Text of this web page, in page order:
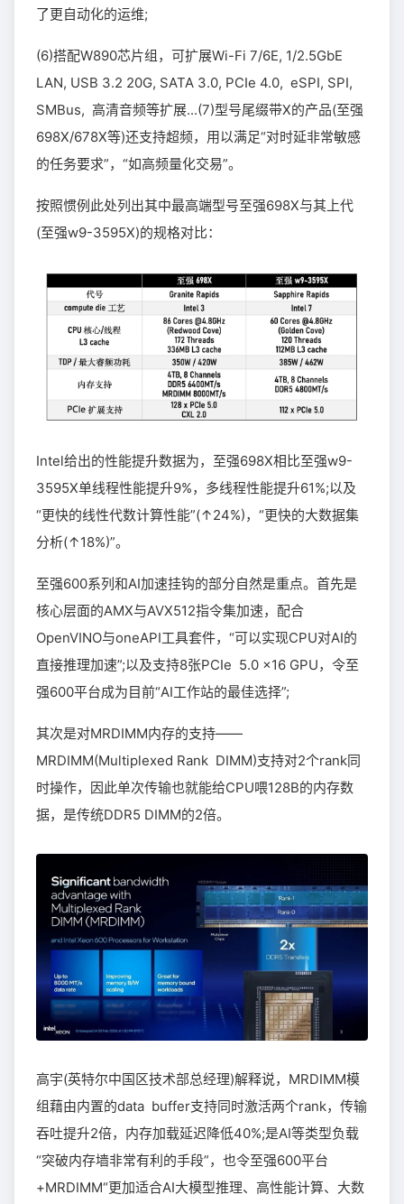
了更自动化的运维;
(6)搭配W890芯片组，可扩展Wi-Fi 7/6E, 1/2.5GbE
LAN, USB 3.2 20G, SATA 3.0, PCIe 4.0, eSPI, SPI,
SMBus, 高清音频等扩展...(7)型号尾缀带X的产品(至强
698X/678X等)还支持超频，用以满足“对时延非常敏感
的任务要求”，“如高频量化交易”。
按照惯例此处列出其中最高端型号至强698X与其上代
(至强w9-3595X)的规格对比：
Intel给出的性能提升数据为，至强698X相比至强w9-
3595X单线程性能提升9%，多线程性能提升61%;以及
“更快的线性代数计算性能”(↑24%)，“更快的大数据集
分析(↑18%)”。
至强600系列和AI加速挂钩的部分自然是重点。首先是
核心层面的AMX与AVX512指令集加速，配合
OpenVINO与oneAPI工具套件，“可以实现CPU对AI的
直接推理加速”;以及支持8张PCIe 5.0 x16 GPU，令至
强600平台成为目前“AI工作站的最佳选择”;
其次是对MRDIMM内存的支持——
MRDIMM(Multiplexed Rank DIMM)支持对2个rank同
时操作，因此单次传输也就能给CPU喂128B的内存数
据，是传统DDR5 DIMM的2倍。
高宇(英特尔中国区技术部总经理)解释说，MRDIMM模
组藉由内置的data buffer支持同时激活两个rank，传输
吞吐提升2倍，内存加载延迟降低40%;是AI等类型负载
“突破内存墙非常有利的手段”，也令至强600平台
+MRDIMM“更加适合AI大模型推理、高性能计算、大数